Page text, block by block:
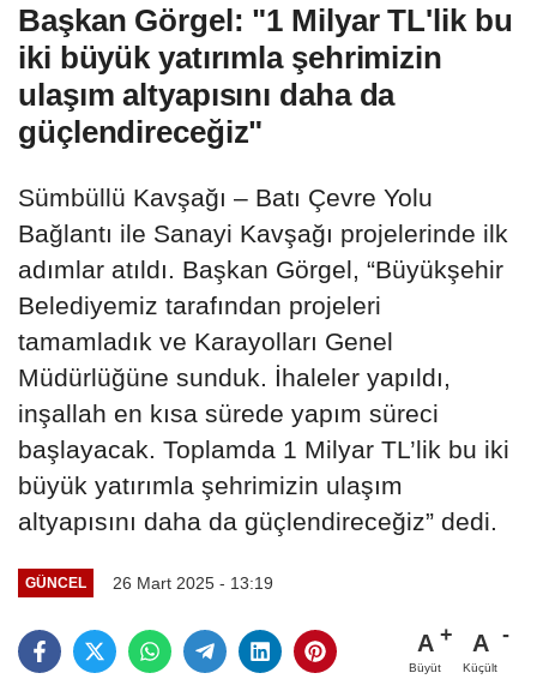
Başkan Görgel: "1 Milyar TL'lik bu
iki büyük yatırımla şehrimizin
ulaşım altyapısını daha da
güçlendireceğiz"
Sümbüllü Kavşağı – Batı Çevre Yolu
Bağlantı ile Sanayi Kavşağı projelerinde ilk
adımlar atıldı. Başkan Görgel, “Büyükşehir
Belediyemiz tarafından projeleri
tamamladık ve Karayolları Genel
Müdürlüğüne sunduk. İhaleler yapıldı,
inşallah en kısa sürede yapım süreci
başlayacak. Toplamda 1 Milyar TL’lik bu iki
büyük yatırımla şehrimizin ulaşım
altyapısını daha da güçlendireceğiz” dedi.
GÜNCEL 26 Mart 2025 - 13:19
A
Büyüt
A
Küçült